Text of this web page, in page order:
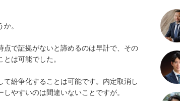
。
点で証拠がないと諦めるのは早計で、その
は可能でした。
紛争化することは可能です。内定取消し
やすいのは間違いないことですが。